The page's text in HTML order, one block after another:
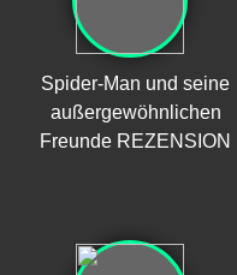
Spider-Man und seine
außergewöhnlichen
Freunde REZENSION